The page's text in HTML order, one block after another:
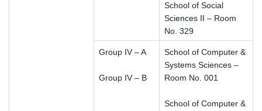
School of Social
Sciences II – Room
No. 329
Group IV – A
Group IV – B
School of Computer &
Systems Sciences –
Room No. 001
School of Computer &